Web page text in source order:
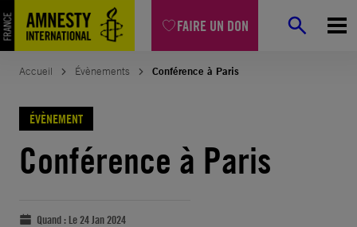
FAIRE UN DON
Accueil Évènements Conférence à Paris
ÉVÈNEMENT
Conférence à Paris
Quand : Le 24 Jan 2024